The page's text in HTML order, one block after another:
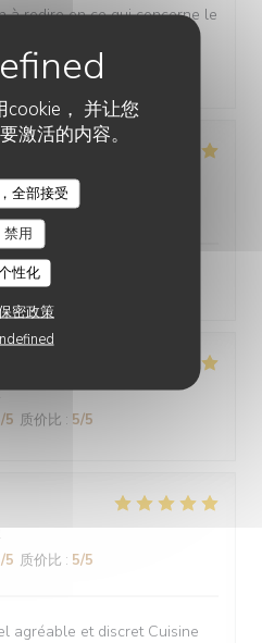
cookie， 并让您
激活的内容。
全部接受
禁用
性化
密政策
à redire en ce qui concerne le
allons être obligés de
/5 质价比:5
/5 质价比 : 5/5
/5 质价比 : 5/5
agréable et discret Cuisine